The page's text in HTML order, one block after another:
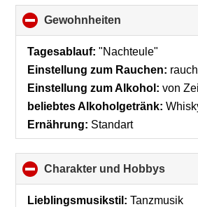
Gewohnheiten
to
collapse
Tagesablauf: "Nachteule"
Einstellung zum Rauchen:
Einstellung zum Alkohol: von
beliebtes Alkoholgetränk:
Ernährung: Standart
Charakter und Hobbys
to
Lieblingsmusikstil: Tanzmusik